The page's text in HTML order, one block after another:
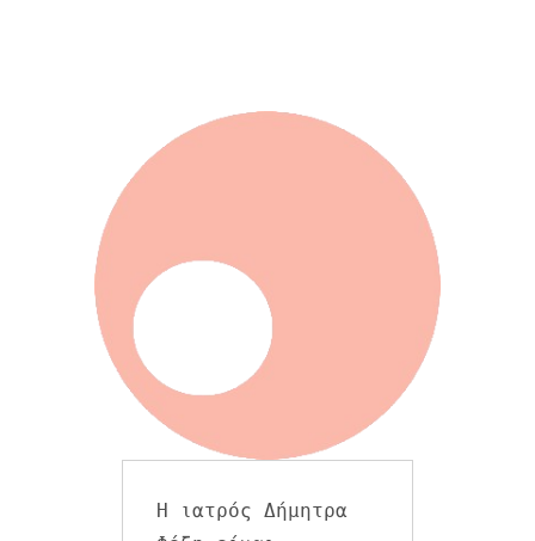
Η ιατρός Δήμητρα